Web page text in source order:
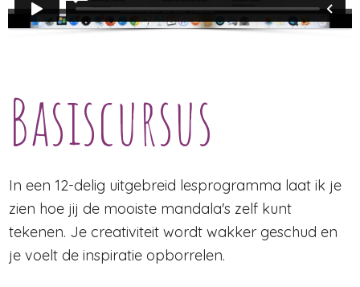
Basiscursus
In een 12-delig uitgebreid lesprogramma laat ik je
zien hoe jij de mooiste mandala's zelf kunt
tekenen. Je creativiteit wordt wakker geschud en
je voelt de inspiratie opborrelen.